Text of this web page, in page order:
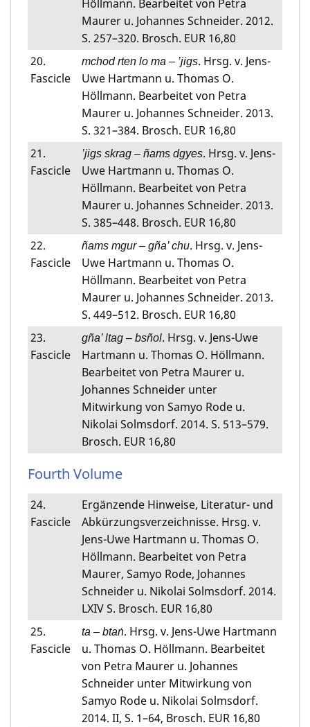
Höllmann. Bearbeitet von Petra
Maurer u. Johannes Schneider. 2012.
S. 257–320. Brosch. EUR 16,80
20.
Fascicle
mchod rten lo ma – ’jigs. Hrsg. v. Jens-
Uwe Hartmann u. Thomas O.
Höllmann. Bearbeitet von Petra
Maurer u. Johannes Schneider. 2013.
S. 321–384. Brosch. EUR 16,80
21.
Fascicle
’jigs skrag – ñams dgyes. Hrsg. v. Jens-
Uwe Hartmann u. Thomas O.
Höllmann. Bearbeitet von Petra
Maurer u. Johannes Schneider. 2013.
S. 385–448. Brosch. EUR 16,80
22.
Fascicle
ñams mgur – gña’ chu. Hrsg. v. Jens-
Uwe Hartmann u. Thomas O.
Höllmann. Bearbeitet von Petra
Maurer u. Johannes Schneider. 2013.
S. 449–512. Brosch. EUR 16,80
23.
Fascicle
gña’ ltag – bsñol. Hrsg. v. Jens-Uwe
Hartmann u. Thomas O. Höllmann.
Bearbeitet von Petra Maurer u.
Johannes Schneider unter
Mitwirkung von Samyo Rode u.
Nikolai Solmsdorf. 2014. S. 513–579.
Brosch. EUR 16,80
Fourth Volume
24.
Fascicle
Ergänzende Hinweise, Literatur- und
Abkürzungsverzeichnisse. Hrsg. v.
Jens-Uwe Hartmann u. Thomas O.
Höllmann. Bearbeitet von Petra
Maurer, Samyo Rode, Johannes
Schneider u. Nikolai Solmsdorf. 2014.
LXIV S. Brosch. EUR 16,80
25.
Fascicle
ta – btaṅ. Hrsg. v. Jens-Uwe Hartmann
u. Thomas O. Höllmann. Bearbeitet
von Petra Maurer u. Johannes
Schneider unter Mitwirkung von
Samyo Rode u. Nikolai Solmsdorf.
2014. II, S. 1–64, Brosch. EUR 16,80